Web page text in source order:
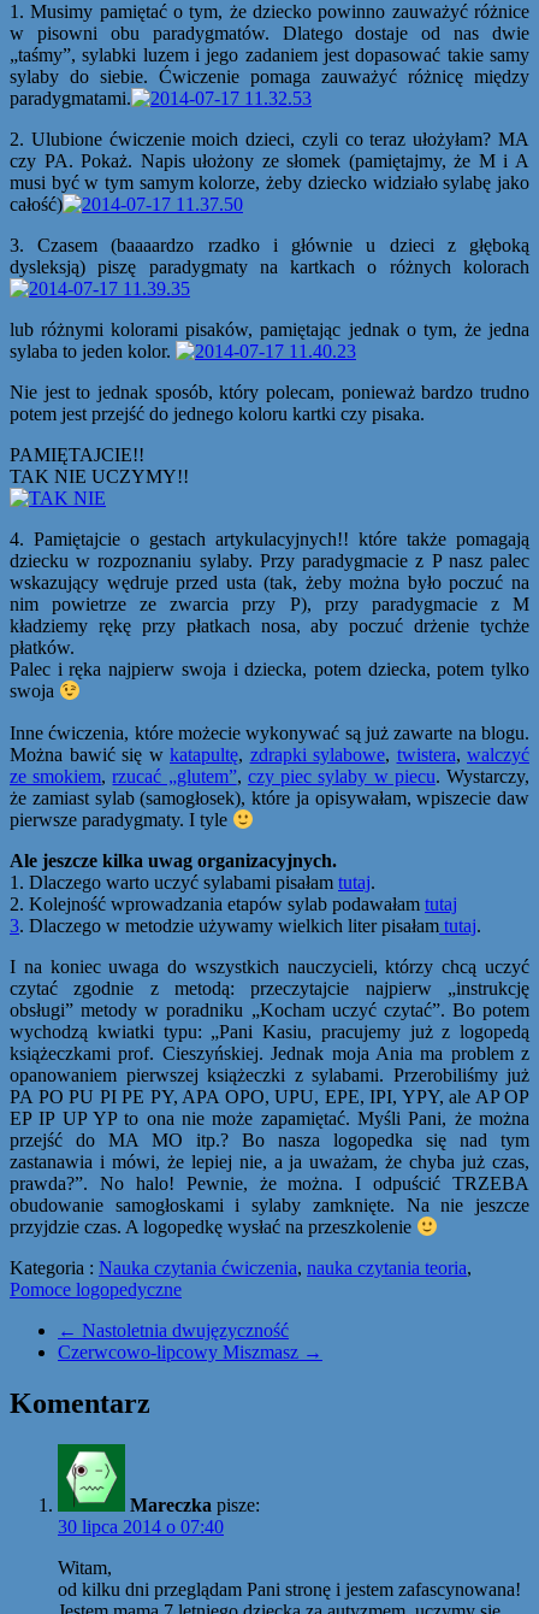
1. Musimy pamiętać o tym, że dziecko powinno zauważyć różnice
w pisowni obu paradygmatów. Dlatego dostaje od nas dwie
„taśmy”, sylabki luzem i jego zadaniem jest dopasować takie samy
sylaby do siebie. Ćwiczenie pomaga zauważyć różnicę między
paradygmatami.
2. Ulubione ćwiczenie moich dzieci, czyli co teraz ułożyłam? MA
czy PA. Pokaż. Napis ułożony ze słomek (pamiętajmy, że M i A
musi być w tym samym kolorze, żeby dziecko widziało sylabę jako
całość)
3. Czasem (baaaardzo rzadko i głównie u dzieci z głęboką
dysleksją) piszę paradygmaty na kartkach o różnych kolorach
lub różnymi kolorami pisaków, pamiętając jednak o tym, że jedna
sylaba to jeden kolor.
Nie jest to jednak sposób, który polecam, ponieważ bardzo trudno
potem jest przejść do jednego koloru kartki czy pisaka.
PAMIĘTAJCIE!!
TAK NIE UCZYMY!!
4. Pamiętajcie o gestach artykulacyjnych!! które także pomagają
dziecku w rozpoznaniu sylaby. Przy paradygmacie z P nasz palec
wskazujący wędruje przed usta (tak, żeby można było poczuć na
nim powietrze ze zwarcia przy P), przy paradygmacie z M
kładziemy rękę przy płatkach nosa, aby poczuć drżenie tychże
płatków.
Palec i ręka najpierw swoja i dziecka, potem dziecka, potem tylko
swoja
Inne ćwiczenia, które możecie wykonywać są już zawarte na blogu.
Można bawić się w katapultę, zdrapki sylabowe, twistera, walczyć
ze smokiem,rzucać „glutem”, czy piec sylaby w piecu. Wystarczy,
że zamiast sylab (samogłosek), które ja opisywałam, wpiszecie daw
pierwsze paradygmaty. I tyle
Ale jeszcze kilka uwag organizacyjnych.
1. Dlaczego warto uczyć sylabami pisałam tutaj.
2. Kolejność wprowadzania etapów sylab podawałam tutaj
3. Dlaczego w metodzie używamy wielkich liter pisałam tutaj.
I na koniec uwaga do wszystkich nauczycieli, którzy chcą uczyć
czytać zgodnie z metodą: przeczytajcie najpierw „instrukcję
obsługi” metody w poradniku „Kocham uczyć czytać”. Bo potem
wychodzą kwiatki typu: „Pani Kasiu, pracujemy już z logopedą
książeczkami prof. Cieszyńskiej. Jednak moja Ania ma problem z
opanowaniem pierwszej książeczki z sylabami. Przerobiliśmy już
PA PO PU PI PE PY, APA OPO, UPU, EPE, IPI, YPY, ale AP OP
EP IP UP YP to ona nie może zapamiętać. Myśli Pani, że można
przejść do MA MO itp.? Bo nasza logopedka się nad tym
zastanawia i mówi, że lepiej nie, a ja uważam, że chyba już czas,
prawda?”. No halo! Pewnie, że można. I odpuścić TRZEBA
obudowanie samogłoskami i sylaby zamknięte. Na nie jeszcze
przyjdzie czas. A logopedkę wysłać na przeszkolenie
Kategoria : Nauka czytania ćwiczenia, nauka czytania teoria,
Pomoce logopedyczne
← Nastoletnia dwujęzyczność
Czerwcowo-lipcowy Miszmasz →
Komentarz
Mareczka pisze:
30 lipca 2014 o 07:40
Witam,
od kilku dni przeglądam Pani stronę i jestem zafascynowana!